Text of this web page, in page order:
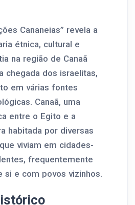
Cananeias” revela a
étnica, cultural e
na região de Canaã
chegada dos israelitas,
em várias fontes
Canaã, uma
entre o Egito e a
habitada por diversas
viviam em cidades-
frequentemente
si e com povos vizinhos.